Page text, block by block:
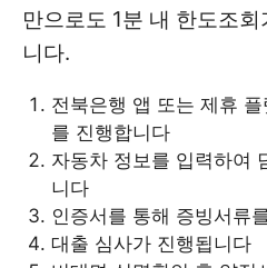
만으로도 1분 내 한도조
니다.
전북은행 앱 또는 제휴
를 진행합니다
자동차 정보를 입력하여
니다
인증서를 통해 증빙서류
대출 심사가 진행됩니다